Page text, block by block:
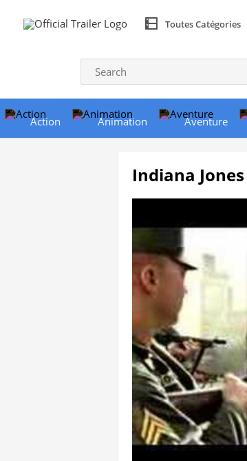
Toutes Catégories
Action Animation Aventure
Indiana